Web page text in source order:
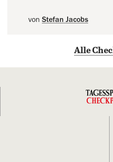
von Stefan Jacobs
Alle